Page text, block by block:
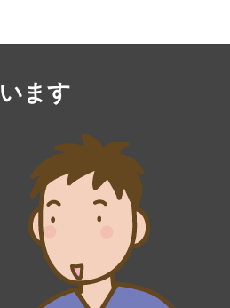
ます